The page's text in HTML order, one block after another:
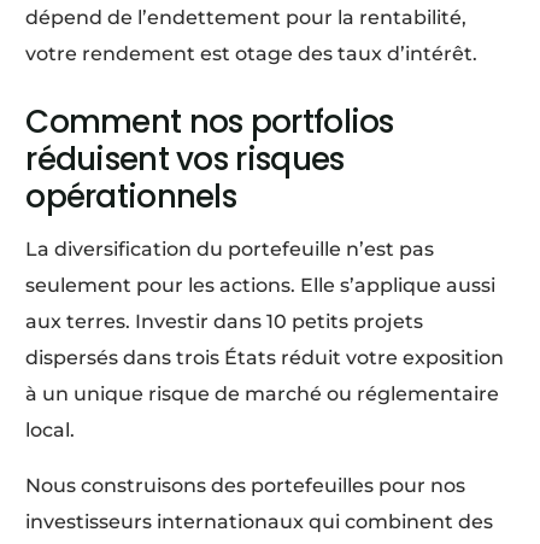
dépend de l’endettement pour la rentabilité,
votre rendement est otage des taux d’intérêt.
Comment nos portfolios
réduisent vos risques
opérationnels
La diversification du portefeuille n’est pas
seulement pour les actions. Elle s’applique aussi
aux terres. Investir dans 10 petits projets
dispersés dans trois États réduit votre exposition
à un unique risque de marché ou réglementaire
local.
Nous construisons des portefeuilles pour nos
investisseurs internationaux qui combinent des